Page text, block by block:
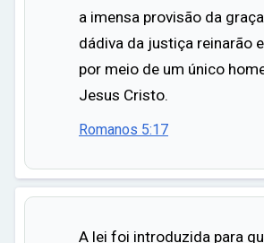
a imensa provisão da
dádiva da justiça reinarão
por meio de um único
Jesus Cristo.
Romanos 5:17
A lei foi introduzida para